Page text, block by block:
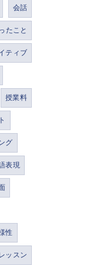
会話
たこと
ティブ
授業料
グ
表現
性
ッスン